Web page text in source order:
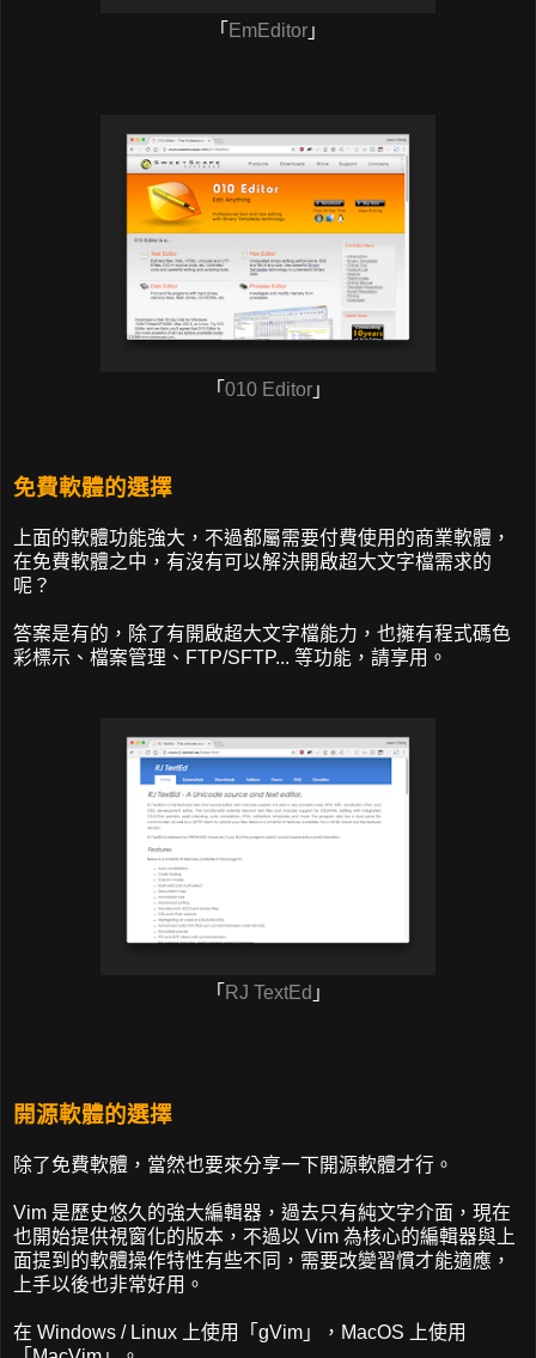
「 EmEditor 」
「 010 Editor」
免費軟體的選擇
上面的軟體功能強大，不過都屬需要付費使用的商業軟體，
在免費軟體之中，有沒有可以解決開啟超大文字檔需求的
呢？
答案是有的，除了有開啟超大文字檔能力，也擁有程式碼色
彩標示、檔案管理、FTP/SFTP... 等功能，請享用。
「 RJ TextEd 」
開源軟體的選擇
除了免費軟體，當然也要來分享一下開源軟體才行。
Vim 是歷史悠久的強大編輯器，過去只有純文字介面，現在
也開始提供視窗化的版本，不過以 Vim 為核心的編輯器與上
面提到的軟體操作特性有些不同，需要改變習慣才能適應，
上手以後也非常好用。
在 Windows / Linux 上使用「gVim」，MacOS 上使用